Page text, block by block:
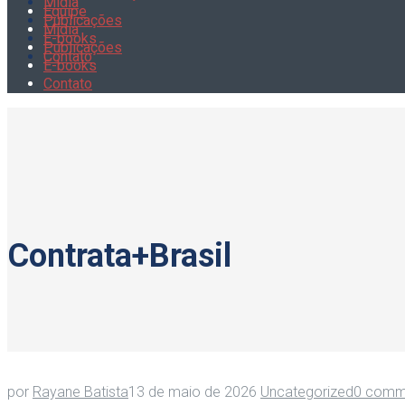
Publicações
E-books
Contato
Equipe
Mídia
Publicações
E-books
Contato
Contrata+Brasil
por Rayane Batista13 de maio de 2026 Uncategorized0